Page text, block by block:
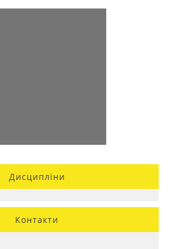
Дисципліни
Контакти